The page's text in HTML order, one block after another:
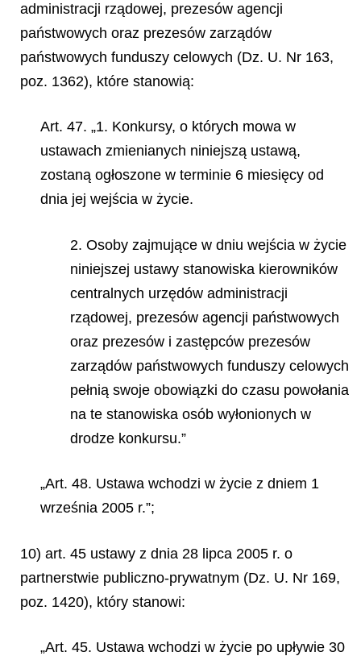
administracji rządowej, prezesów agencji
państwowych oraz prezesów zarządów
państwowych funduszy celowych (Dz. U. Nr 163,
poz. 1362), które stanowią:
Art. 47. „1. Konkursy, o których mowa w
ustawach zmienianych niniejszą ustawą,
zostaną ogłoszone w terminie 6 miesięcy od
dnia jej wejścia w życie.
2. Osoby zajmujące w dniu wejścia w życie
niniejszej ustawy stanowiska kierowników
centralnych urzędów administracji
rządowej, prezesów agencji państwowych
oraz prezesów i zastępców prezesów
zarządów państwowych funduszy celowych
pełnią swoje obowiązki do czasu powołania
na te stanowiska osób wyłonionych w
drodze konkursu.”
„Art. 48. Ustawa wchodzi w życie z dniem 1
września 2005 r.”;
10) art. 45 ustawy z dnia 28 lipca 2005 r. o
partnerstwie publiczno-prywatnym (Dz. U. Nr 169,
poz. 1420), który stanowi:
„Art. 45. Ustawa wchodzi w życie po upływie 30